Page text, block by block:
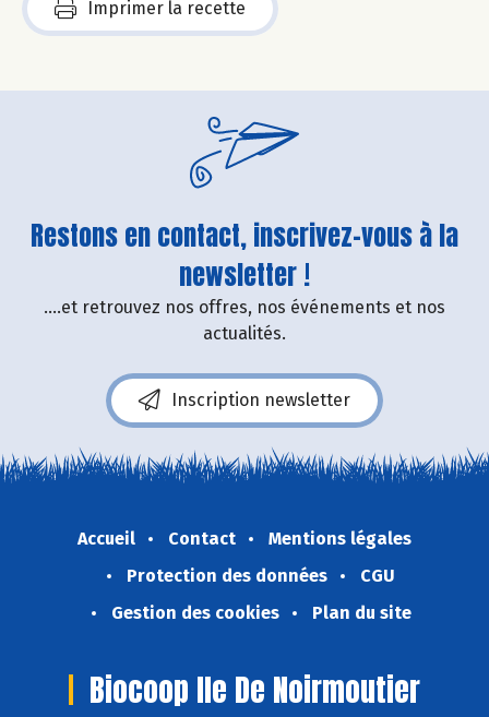
Imprimer la recette
Restons en contact, inscrivez-vous à la
newsletter !
....et retrouvez nos offres, nos événements et nos
actualités.
Inscription newsletter
Accueil Contact
Mentions légales
Protection des données
CGU
Gestion des cookies
Plan du site
Biocoop Ile De Noirmoutier